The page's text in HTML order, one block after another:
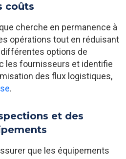
coûts
cherche en permanence à
opérations tout en réduisant
options de
les fournisseurs et identifie
des flux logistiques,
.
et des
que les équipements